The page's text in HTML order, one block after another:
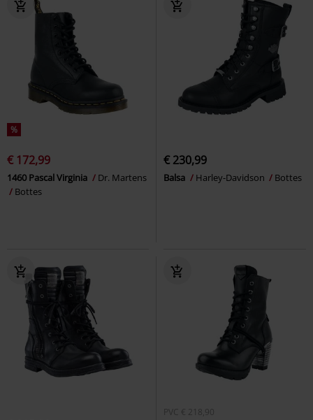
%
€ 172,99
1460 Pascal Virginia
Dr. Martens
Bottes
€ 230,99
Balsa Harley-Davidson Bottes
PVC € 218,90